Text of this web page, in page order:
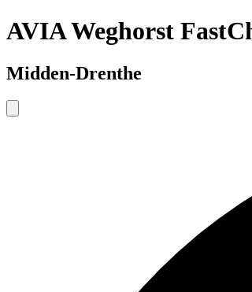
AVIA Weghorst
Midden-Drenthe